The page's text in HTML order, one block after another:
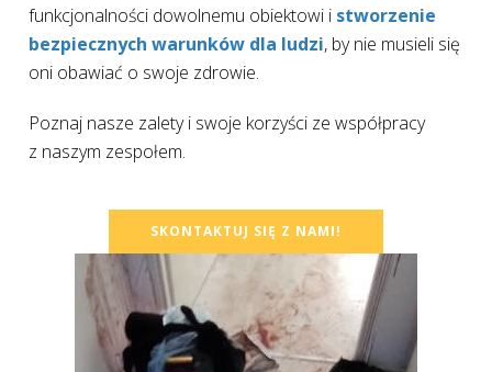
funkcjonalności dowolnemu obiektowi i stworzenie
bezpiecznych warunków dla ludzi, by nie musieli się
oni obawiać o swoje zdrowie.
Poznaj nasze zalety i swoje korzyści ze współpracy
z naszym zespołem.
SKONTAKTUJ SIĘ Z NAMI!